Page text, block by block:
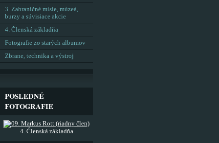
3. Zahraničné misie, múzeá,
burzy a súvisiace akcie
4. Členská základňa
Fotografie zo starých albumov
Zbrane, technika a výstroj
POSLEDNÉ
FOTOGRAFIE
4. Členská základňa